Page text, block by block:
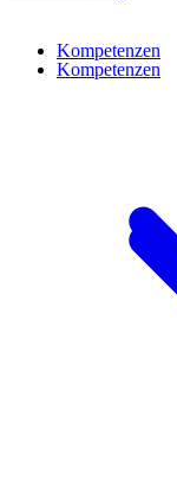
Kompetenzen
Kompetenzen